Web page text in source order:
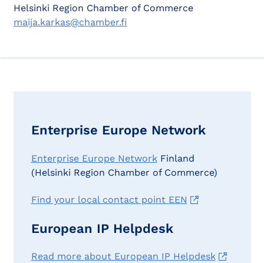
Helsinki Region Chamber of Commerce
maija.karkas@chamber.fi
Enterprise Europe Network
Enterprise Europe NetworkFinland
(Helsinki Region Chamber of Commerce)
Find your local contact point EEN
European IP Helpdesk
Read more about European IP Helpdesk